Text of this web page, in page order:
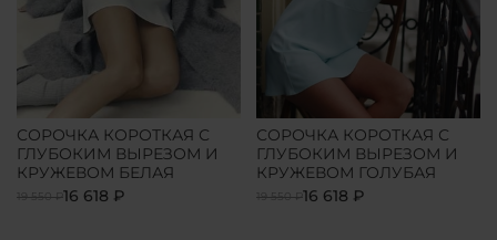
СОРОЧКА КОРОТКАЯ С
ГЛУБОКИМ ВЫРЕЗОМ И
КРУЖЕВОМ БЕЛАЯ
19 550 ₽16 618 ₽
СОРОЧКА КОРОТКАЯ С
ГЛУБОКИМ ВЫРЕЗОМ И
КРУЖЕВОМ ГОЛУБАЯ
19 550 ₽16 618 ₽